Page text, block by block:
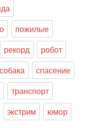
пожилые
рекорд
робот
собака
спасение
транспорт
экстрим юмор